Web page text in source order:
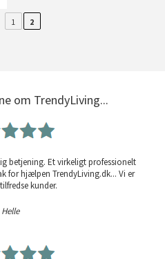
1 2
om TrendyLiving...
betjening. Et virkeligt professionelt
for hjælpen TrendyLiving.dk... Vi er
kunder.
Helle